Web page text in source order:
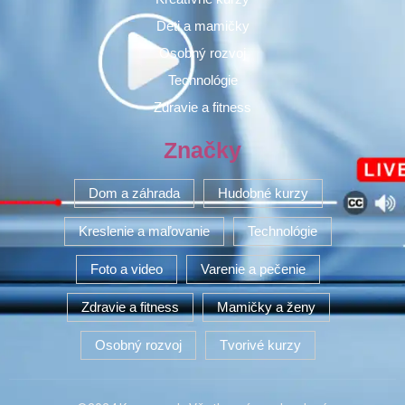
Deti a mamičky
Osobný rozvoj
Technológie
Zdravie a fitness
Značky
Dom a záhrada Hudobné kurzy
Kreslenie a maľovanie Technológie
Foto a video Varenie a pečenie
Zdravie a fitness Mamičky a ženy
Osobný rozvoj Tvorivé kurzy